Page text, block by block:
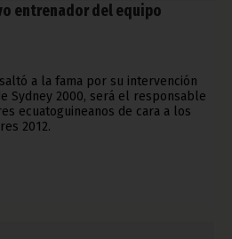
entrenador del equipo
a la fama por su intervención
Sydney 2000, será el responsable
ecuatoguineanos de cara a los
2012.